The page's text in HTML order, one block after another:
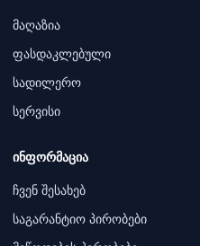
მაღაზია
ფასდაკლებული
სადილერო
სერვისი
ინფორმაცია
ჩვენ შესახებ
საგარანტიო პირობები